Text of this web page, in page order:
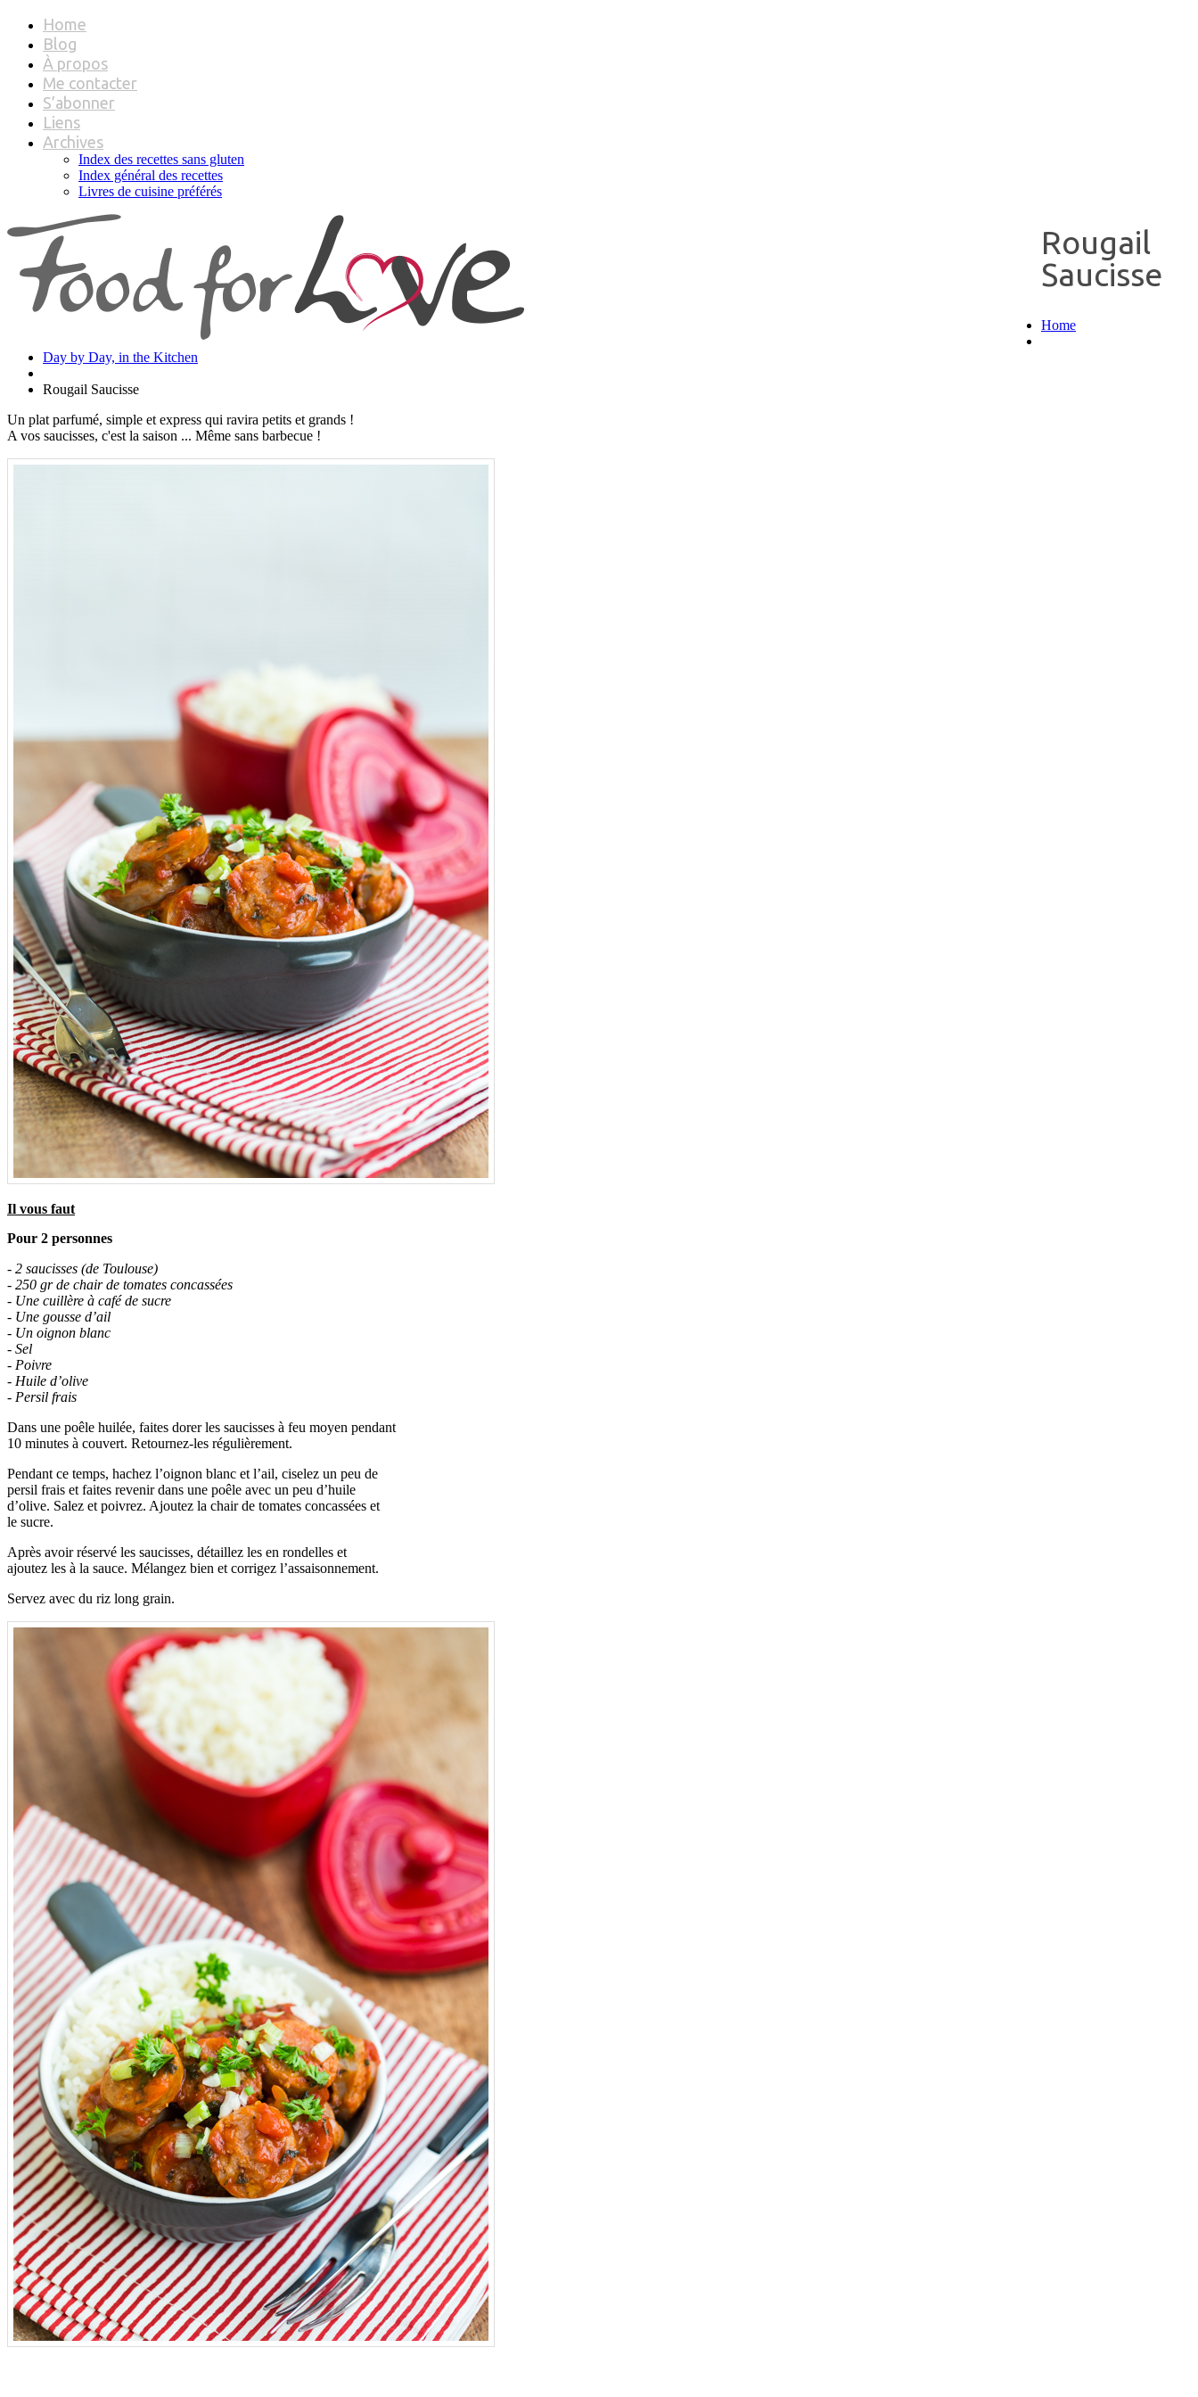
Home
Blog
À propos
Me contacter
S’abonner
Liens
Archives
Index des recettes sans gluten
Index général des recettes
Livres de cuisine préférés
Rougail
Saucisse
Home
Day by Day, in the Kitchen
Rougail Saucisse
Un plat parfumé, simple et express qui ravira petits et grands !
A vos saucisses, c'est la saison ... Même sans barbecue !
Il vous faut
Pour 2 personnes
- 2 saucisses (de Toulouse)
- 250 gr de chair de tomates concassées
- Une cuillère à café de sucre
- Une gousse d’ail
- Un oignon blanc
- Sel
- Poivre
- Huile d’olive
- Persil frais
Dans une poêle huilée, faites dorer les saucisses à feu moyen pendant
10 minutes à couvert. Retournez-les régulièrement.
Pendant ce temps, hachez l’oignon blanc et l’ail, ciselez un peu de
persil frais et faites revenir dans une poêle avec un peu d’huile
d’olive. Salez et poivrez. Ajoutez la chair de tomates concassées et
le sucre.
Après avoir réservé les saucisses, détaillez les en rondelles et
ajoutez les à la sauce. Mélangez bien et corrigez l’assaisonnement.
Servez avec du riz long grain.